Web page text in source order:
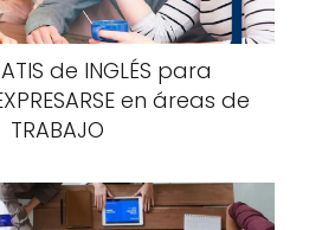
de INGLÉS para
en áreas de
TRABAJO